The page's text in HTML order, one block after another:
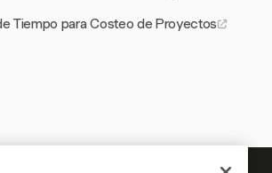
Tiempo para Costeo de Proyectos